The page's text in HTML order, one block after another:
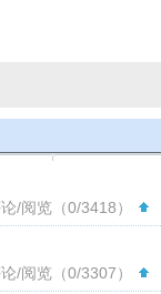
/阅览（0/3418）
/阅览（0/3307）